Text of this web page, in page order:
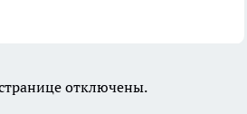
отключены.